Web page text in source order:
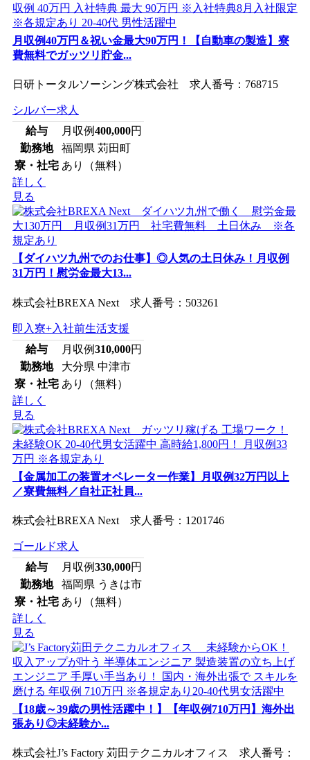
月収例40万円＆祝い金最大90万円！【自動車の製造】寮
費無料でガッツリ貯金...
日研トータルソーシング株式会社 求人番号：768715
シルバー求人
給与
月収例400,000円
勤務地
福岡県 苅田町
寮・社宅 あり（無料）
詳しく
見る
【ダイハツ九州でのお仕事】◎人気の土日休み！月収例
31万円！慰労金最大13...
株式会社BREXA Next 求人番号：503261
即入寮+入社前生活支援
給与
月収例310,000円
勤務地
大分県 中津市
寮・社宅 あり（無料）
詳しく
見る
【金属加工の装置オペレーター作業】月収例32万円以上
／寮費無料／自社正社員...
株式会社BREXA Next 求人番号：1201746
ゴールド求人
給与
月収例330,000円
勤務地
福岡県 うきは市
寮・社宅 あり（無料）
詳しく
見る
【18歳～39歳の男性活躍中！】【年収例710万円】海外出
張あり◎未経験か...
株式会社J’s Factory 苅田テクニカルオフィス 求人番号：